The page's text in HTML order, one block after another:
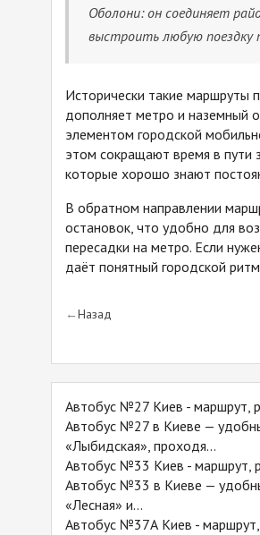
Оболони: он соединяет
выстроить любую поездку
Исторически такие маршруты
дополняет метро и наземный
элементом городской
этом сокращают время в пути
которые хорошо знают
В обратном направлении
остановок, что удобно для
пересадки на метро. Если
даёт понятный городской
Назад
Автобус №27 Киев - маршрут,
Автобус №27 в Киеве —
«Лыбидская», проходя...
Автобус №33 Киев - маршрут,
Автобус №33 в Киеве —
«Лесная» и...
Автобус №37А Киев - маршрут,